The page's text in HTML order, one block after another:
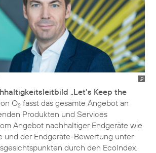
„Let’s Keep the
O2 fasst das gesamte Angebot an
Produkten und Services
Angebot nachhaltiger Endgeräte wie
und der Endgeräte-Bewertung unter
durch den EcoIndex.